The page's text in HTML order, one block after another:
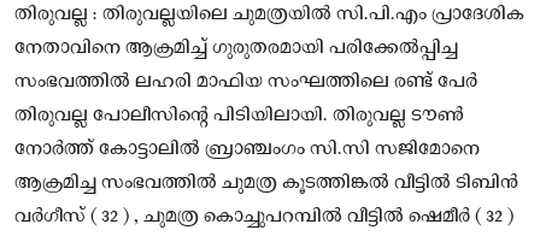
തിരുവല്ല : തിരുവല്ലയിലെ ചുമത്രയിൽ സി.പി.എം പ്രാദേശിക
നേതാവിനെ ആക്രമിച്ച് ഗുരുതരമായി പരിക്കേൽപ്പിച്ച
സംഭവത്തിൽ ലഹരി മാഫിയ സംഘത്തിലെ രണ്ട് പേർ
തിരുവല്ല പോലീസിന്റെ പിടിയിലായി. തിരുവല്ല ടൗൺ
നോർത്ത് കോട്ടാലിൽ ബ്രാഞ്ചംഗം സി.സി സജിമോനെ
ആക്രമിച്ച സംഭവത്തിൽ ചുമത്ര കൂടത്തിങ്കൽ വീട്ടിൽ ടിബിൻ
വർഗീസ് ( 32 ) , ചുമത്ര കൊച്ചുപറമ്പിൽ വീട്ടിൽ ഷെമീർ ( 32 )